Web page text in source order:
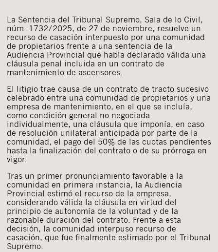
La Sentencia del Tribunal Supremo, Sala de lo Civil,
núm. 1732/2025, de 27 de noviembre, resuelve un
recurso de casación interpuesto por una comunidad
de propietarios frente a una sentencia de la
Audiencia Provincial que había declarado válida una
cláusula penal incluida en un contrato de
mantenimiento de ascensores.
El litigio trae causa de un contrato de tracto sucesivo
celebrado entre una comunidad de propietarios y una
empresa de mantenimiento, en el que se incluía,
como condición general no negociada
individualmente, una cláusula que imponía, en caso
de resolución unilateral anticipada por parte de la
comunidad, el pago del 50% de las cuotas pendientes
hasta la finalización del contrato o de su prórroga en
vigor.
Tras un primer pronunciamiento favorable a la
comunidad en primera instancia, la Audiencia
Provincial estimó el recurso de la empresa,
considerando válida la cláusula en virtud del
principio de autonomía de la voluntad y de la
razonable duración del contrato. Frente a esta
decisión, la comunidad interpuso recurso de
casación, que fue finalmente estimado por el Tribunal
Supremo.